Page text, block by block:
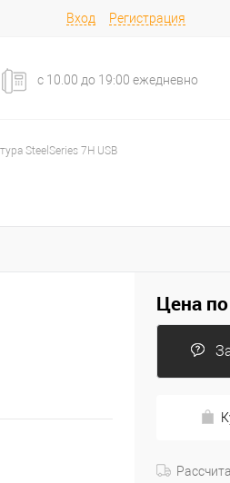
Вход Регистрация
с 10.00 до 19:00 ежедневно
SteelSeries 7H USB
Цена